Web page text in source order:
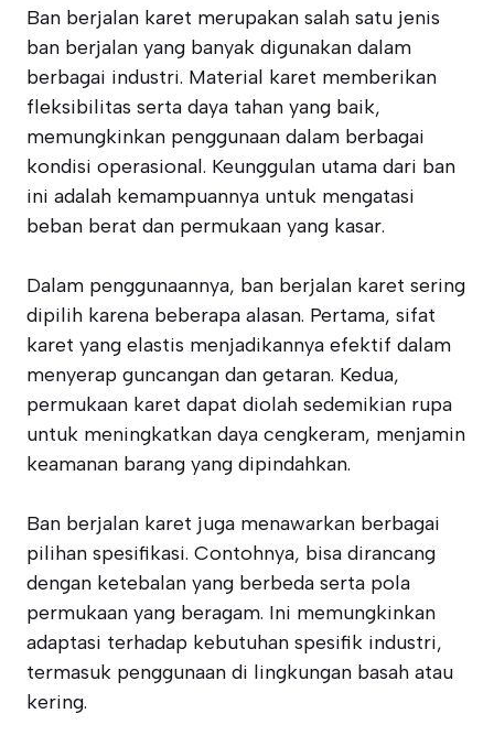
Ban berjalan karet merupakan salah satu jenis
ban berjalan yang banyak digunakan dalam
berbagai industri. Material karet memberikan
fleksibilitas serta daya tahan yang baik,
memungkinkan penggunaan dalam berbagai
kondisi operasional. Keunggulan utama dari ban
ini adalah kemampuannya untuk mengatasi
beban berat dan permukaan yang kasar.
Dalam penggunaannya, ban berjalan karet sering
dipilih karena beberapa alasan. Pertama, sifat
karet yang elastis menjadikannya efektif dalam
menyerap guncangan dan getaran. Kedua,
permukaan karet dapat diolah sedemikian rupa
untuk meningkatkan daya cengkeram, menjamin
keamanan barang yang dipindahkan.
Ban berjalan karet juga menawarkan berbagai
pilihan spesifikasi. Contohnya, bisa dirancang
dengan ketebalan yang berbeda serta pola
permukaan yang beragam. Ini memungkinkan
adaptasi terhadap kebutuhan spesifik industri,
termasuk penggunaan di lingkungan basah atau
kering.